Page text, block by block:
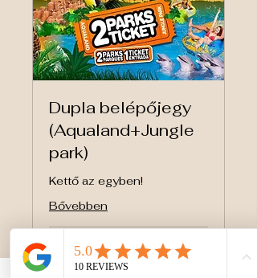
Dupla belépőjegy
(Aqualand+Jungle
park)
Kettő az egyben!
Bővebben
Napok betöltése...
7 óra